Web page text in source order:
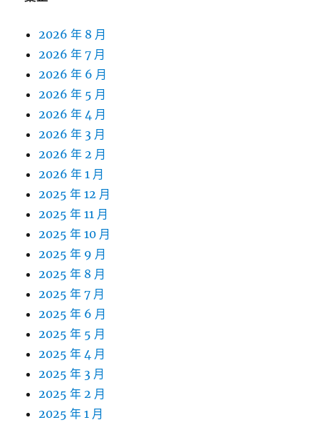
2026 年 8 月
2026 年 7 月
2026 年 6 月
2026 年 5 月
2026 年 4 月
2026 年 3 月
2026 年 2 月
2026 年 1 月
2025 年 12 月
2025 年 11 月
2025 年 10 月
2025 年 9 月
2025 年 8 月
2025 年 7 月
2025 年 6 月
2025 年 5 月
2025 年 4 月
2025 年 3 月
2025 年 2 月
2025 年 1 月